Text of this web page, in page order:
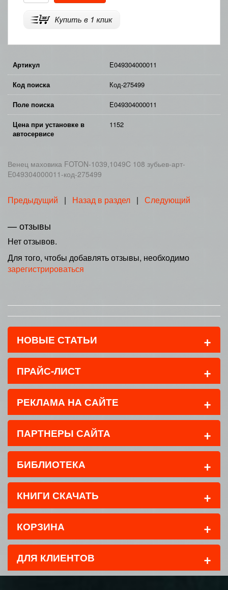
Артикул E049304000011
Код поиска Код-275499
Поле поиска E049304000011
Цена при установке в
автосервисе
1152
Венец маховика FOTON-1039,1049C 108 зубьев-арт-
E049304000011-код-275499
Предыдущий | Назад в раздел | Следующий
— отзывы
Нет отзывов.
Для того, чтобы добавлять отзывы, необходимо
зарегистрироваться
НОВЫЕ СТАТЬИ +
ПРАЙС-ЛИСТ +
РЕКЛАМА НА САЙТЕ +
ПАРТНЕРЫ САЙТА +
БИБЛИОТЕКА +
КНИГИ СКАЧАТЬ +
КОРЗИНА +
ДЛЯ КЛИЕНТОВ +